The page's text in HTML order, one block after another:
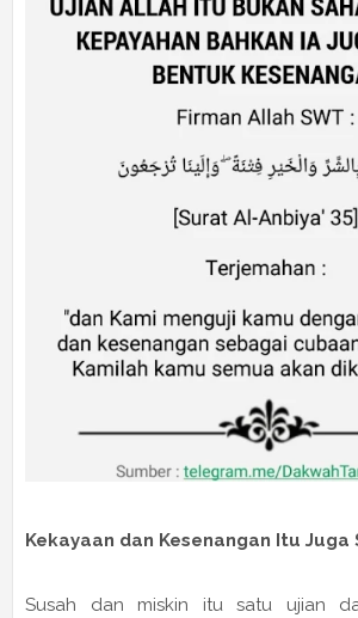
Kekayaan dan Kesenangan Itu Juga
Susah dan miskin itu satu ujian